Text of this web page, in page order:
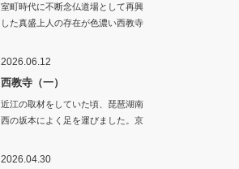
室町時代に不断念仏道場として再興
した真盛上人の存在が色濃い西教寺
2026.06.12
西教寺（一）
近江の取材をしていた頃、琵琶湖南
西の坂本によく足を運びました。京
2026.04.30